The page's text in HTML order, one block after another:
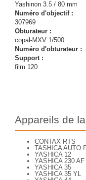
Yashinon 3.5 / 80 mm
Numéro d'objectif :
307969
Obturateur :
copal-MXV 1/500
Numéro d'obturateur :
Support :
film 120
Appareils de
CONTAX RTS
TASHICA AUTO
YASHICA 12
YASHICA 230 AF
YASHICA 35
YASHICA 35 YL